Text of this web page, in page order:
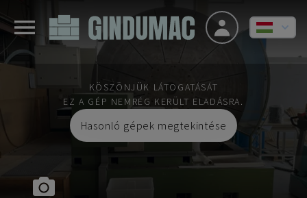
KÖSZÖNJÜK LÁTOGATÁSÁT
EZ A GÉP NEMRÉG KERÜLT ELADÁSRA.
Hasonló gépek megtekintése